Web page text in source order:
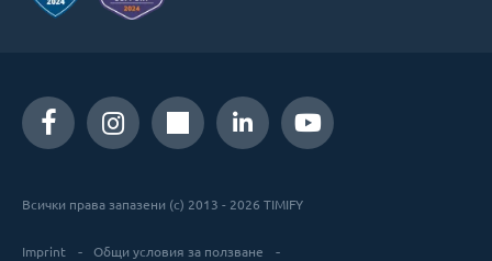
Всички права запазени (c) 2013 - 2026 TIMIFY
Imprint Общи условия за ползване